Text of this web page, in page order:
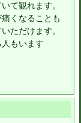
て観れます。
くなることも
ただけます。
もいます